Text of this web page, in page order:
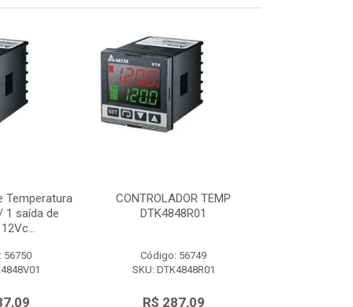
Temperatura
1 saída de
56750
CONTROLADOR TEMP
DTK4848R01
Código: 56749
SKU: DTK4848R01
R$ 287,09